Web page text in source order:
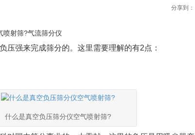
分享到：
喷射筛?气流筛分仪
压强来完成筛分的。这里需要理解的有2点：
什么是真空负压筛分仪空气喷射筛?